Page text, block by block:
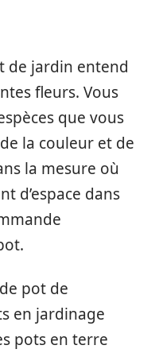
de jardin entend
fleurs. Vous
que vous
la couleur et de
la mesure où
d’espace dans
pot de
en jardinage
pots en terre